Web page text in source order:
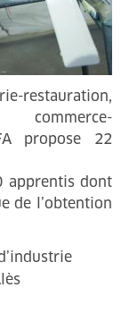
propose 22
apprentis dont
de l’obtention